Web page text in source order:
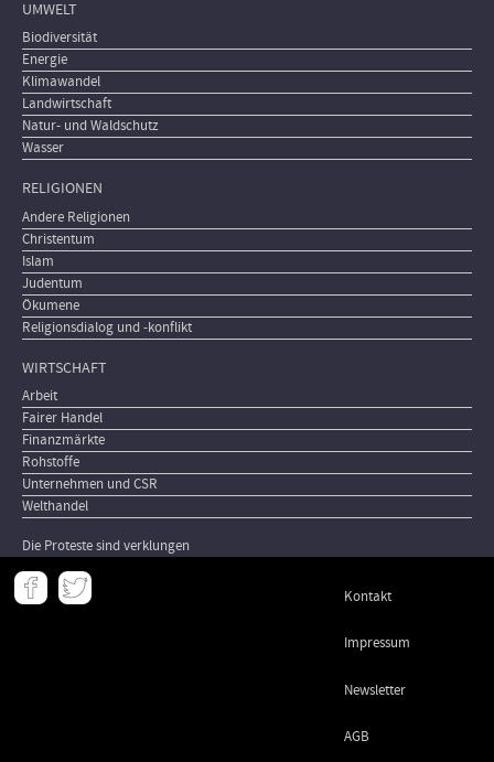
UMWELT
Biodiversität
Energie
Klimawandel
Landwirtschaft
Natur- und Waldschutz
Wasser
RELIGIONEN
Andere Religionen
Christentum
Islam
Judentum
Ökumene
Religionsdialog und -konflikt
WIRTSCHAFT
Arbeit
Fairer Handel
Finanzmärkte
Rohstoffe
Unternehmen und CSR
Welthandel
Die Proteste sind verklungen
Meta
- Kontakt
Impressum
Newsletter
AGB